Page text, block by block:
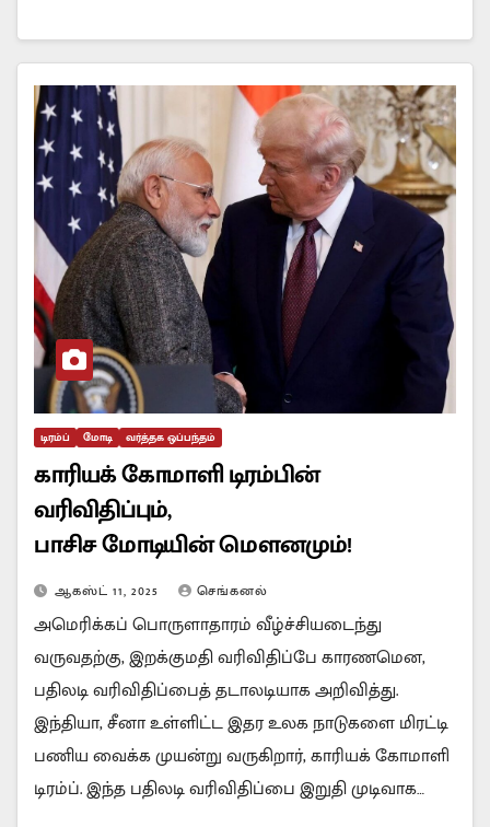
டிரம்ப் மோடி வர்த்தக ஒப்பந்தம்
காரியக் கோமாளி டிரம்பின்
வரிவிதிப்பும்,
பாசிச மோடியின் மௌனமும்!
ஆகஸ்ட் 11, 2025 செங்கனல்
அமெரிக்கப் பொருளாதாரம் வீழ்ச்சியடைந்து
வருவதற்கு, இறக்குமதி வரிவிதிப்பே காரணமென,
பதிலடி வரிவிதிப்பைத் தடாலடியாக அறிவித்து.
இந்தியா, சீனா உள்ளிட்ட இதர உலக நாடுகளை மிரட்டி
பணிய வைக்க முயன்று வருகிறார், காரியக் கோமாளி
டிரம்ப். இந்த பதிலடி வரிவிதிப்பை இறுதி முடிவாக…